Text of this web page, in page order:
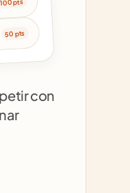
50 pts
con